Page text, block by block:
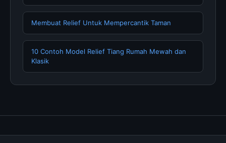
Membuat Relief Untuk Mempercantik Taman
10 Contoh Model Relief Tiang Rumah Mewah dan
Klasik